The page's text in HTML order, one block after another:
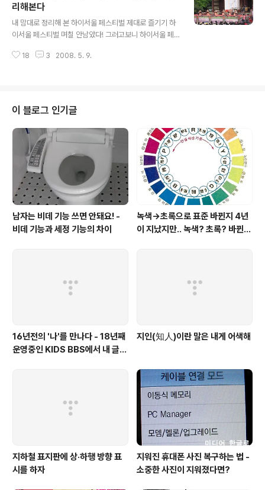
읽고... [점자-두뇌 트레이닝] 친구, 술 한잔 할까? 점자 있
는걸로! http://media.hangulo.net/397 제발, 술 강요
하지 말아라. 내가 먹고 싶을 때 먹고 싶어. 꺼헉. 그나저나
는 확실히 지킬까? 궁금하네. 미디어..
리해본다
내 맘대로 정리해 본 하이서울 페스티벌 제대로 즐기기 하
이서울 페스티벌 며칠 안남았다! 그러고보니 하이서울 페
일부터 했으니 딱 1주일이면 사라지는 셈이다. 나도 간다,
홈페이지를 꼼꼼히 뒤져도 알기 어려운 것이 많으므로 내
나름대로 정리해보겠다. 적어도 약간은 도움이 되리라 믿
는다. (하이서울 페스티벌 홈페이지 : http://www.hiseo
ulfest.org/) 청계천에서 시작하자 일단 동아일보 앞 청계
천에서 시작하는 것이 좋겠다. 일단 여기서 아이 얼굴에 그
림 하나 그려..
18 3 2008. 5. 9.
이 블로그 인기글
남자는 비데 기능 쓰면 안돼요! -
비데 기능과 세정 기능의 차이
녹색→초록으로 표준 바뀐지 4년
이 지났지만.. 녹색? 초록? 바뀐
16년전의 '나'를 만나다 - 18년째
운영중인 KIDS BBS에서 내 글을
지인(知人)이란 말은 내게 어색해
지하철 표지판에 상·하행 방향 표
시를 하자
지워진 휴대폰 사진 복구하는 법 -
소중한 사진이 지워졌다면?